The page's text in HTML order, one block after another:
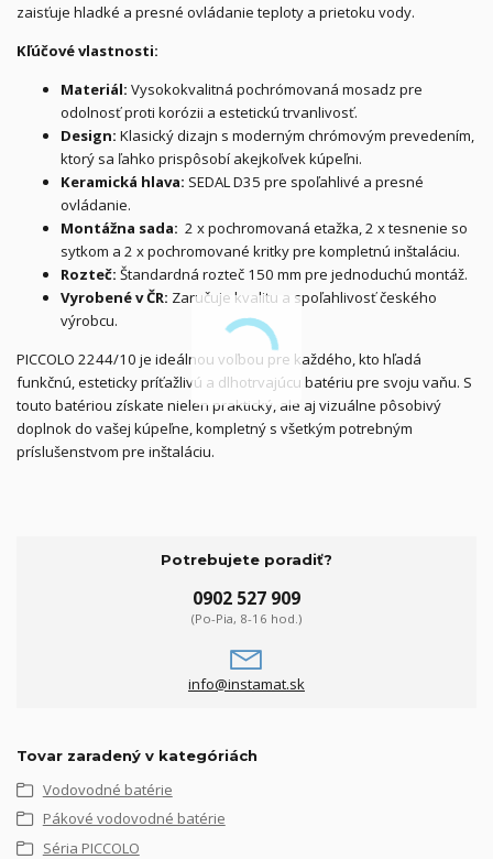
zaisťuje hladké a presné ovládanie teploty a prietoku vody.
Kľúčové vlastnosti:
Materiál: Vysokokvalitná pochrómovaná mosadz pre
odolnosť proti korózii a estetickú trvanlivosť.
Design: Klasický dizajn s moderným chrómovým prevedením,
ktorý sa ľahko prispôsobí akejkoľvek kúpeľni.
Keramická hlava: SEDAL D35 pre spoľahlivé a presné
ovládanie.
Montážna sada: 2 x pochromovaná etažka, 2 x tesnenie so
sytkom a 2 x pochromované kritky pre kompletnú inštaláciu.
Rozteč: Štandardná rozteč 150 mm pre jednoduchú montáž.
Vyrobené v ČR: Zaručuje kvalitu a spoľahlivosť českého
výrobcu.
PICCOLO 2244/10 je ideálnou voľbou pre každého, kto hľadá
funkčnú, esteticky príťažlivú a dlhotrvajúcu batériu pre svoju vaňu. S
touto batériou získate nielen praktický, ale aj vizuálne pôsobivý
doplnok do vašej kúpeľne, kompletný s všetkým potrebným
príslušenstvom pre inštaláciu.
Potrebujete poradiť?
0902 527 909
(Po-Pia, 8-16 hod.)
info@instamat.sk
Tovar zaradený v kategóriách
Vodovodné batérie
Pákové vodovodné batérie
Séria PICCOLO